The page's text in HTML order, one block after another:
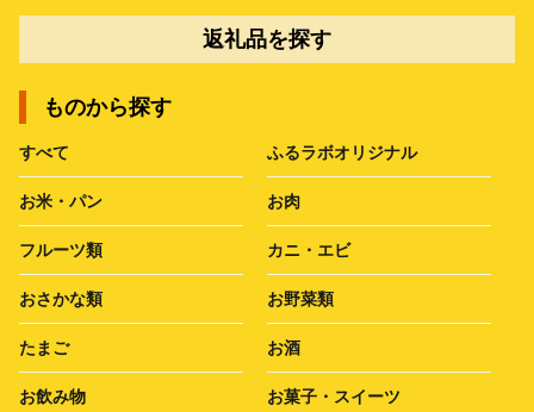
返礼品を探す
ものから探す
すべて ふるラボオリジナル
お米・パン お肉
フルーツ類 カニ・エビ
おさかな類 お野菜類
たまご お酒
お飲み物 お菓子・スイーツ